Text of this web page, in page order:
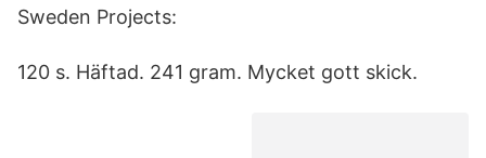
Sweden Projects:
120 s. Häftad. 241 gram. Mycket gott skick.